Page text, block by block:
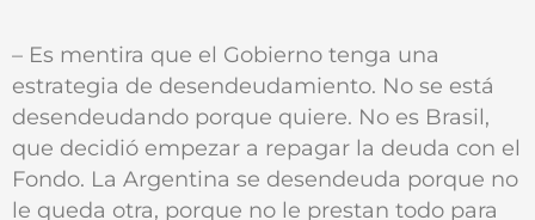
– Es mentira que el Gobierno tenga una
estrategia de desendeudamiento. No se está
desendeudando porque quiere. No es Brasil,
que decidió empezar a repagar la deuda con el
Fondo. La Argentina se desendeuda porque no
le queda otra, porque no le prestan todo para